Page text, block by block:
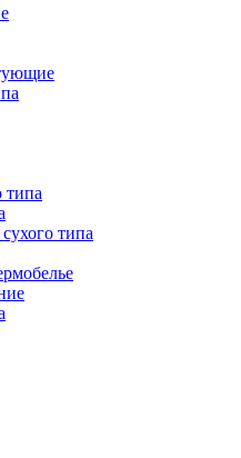
типа
типа